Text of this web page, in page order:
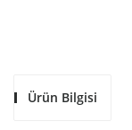
Ürün Bilgisi